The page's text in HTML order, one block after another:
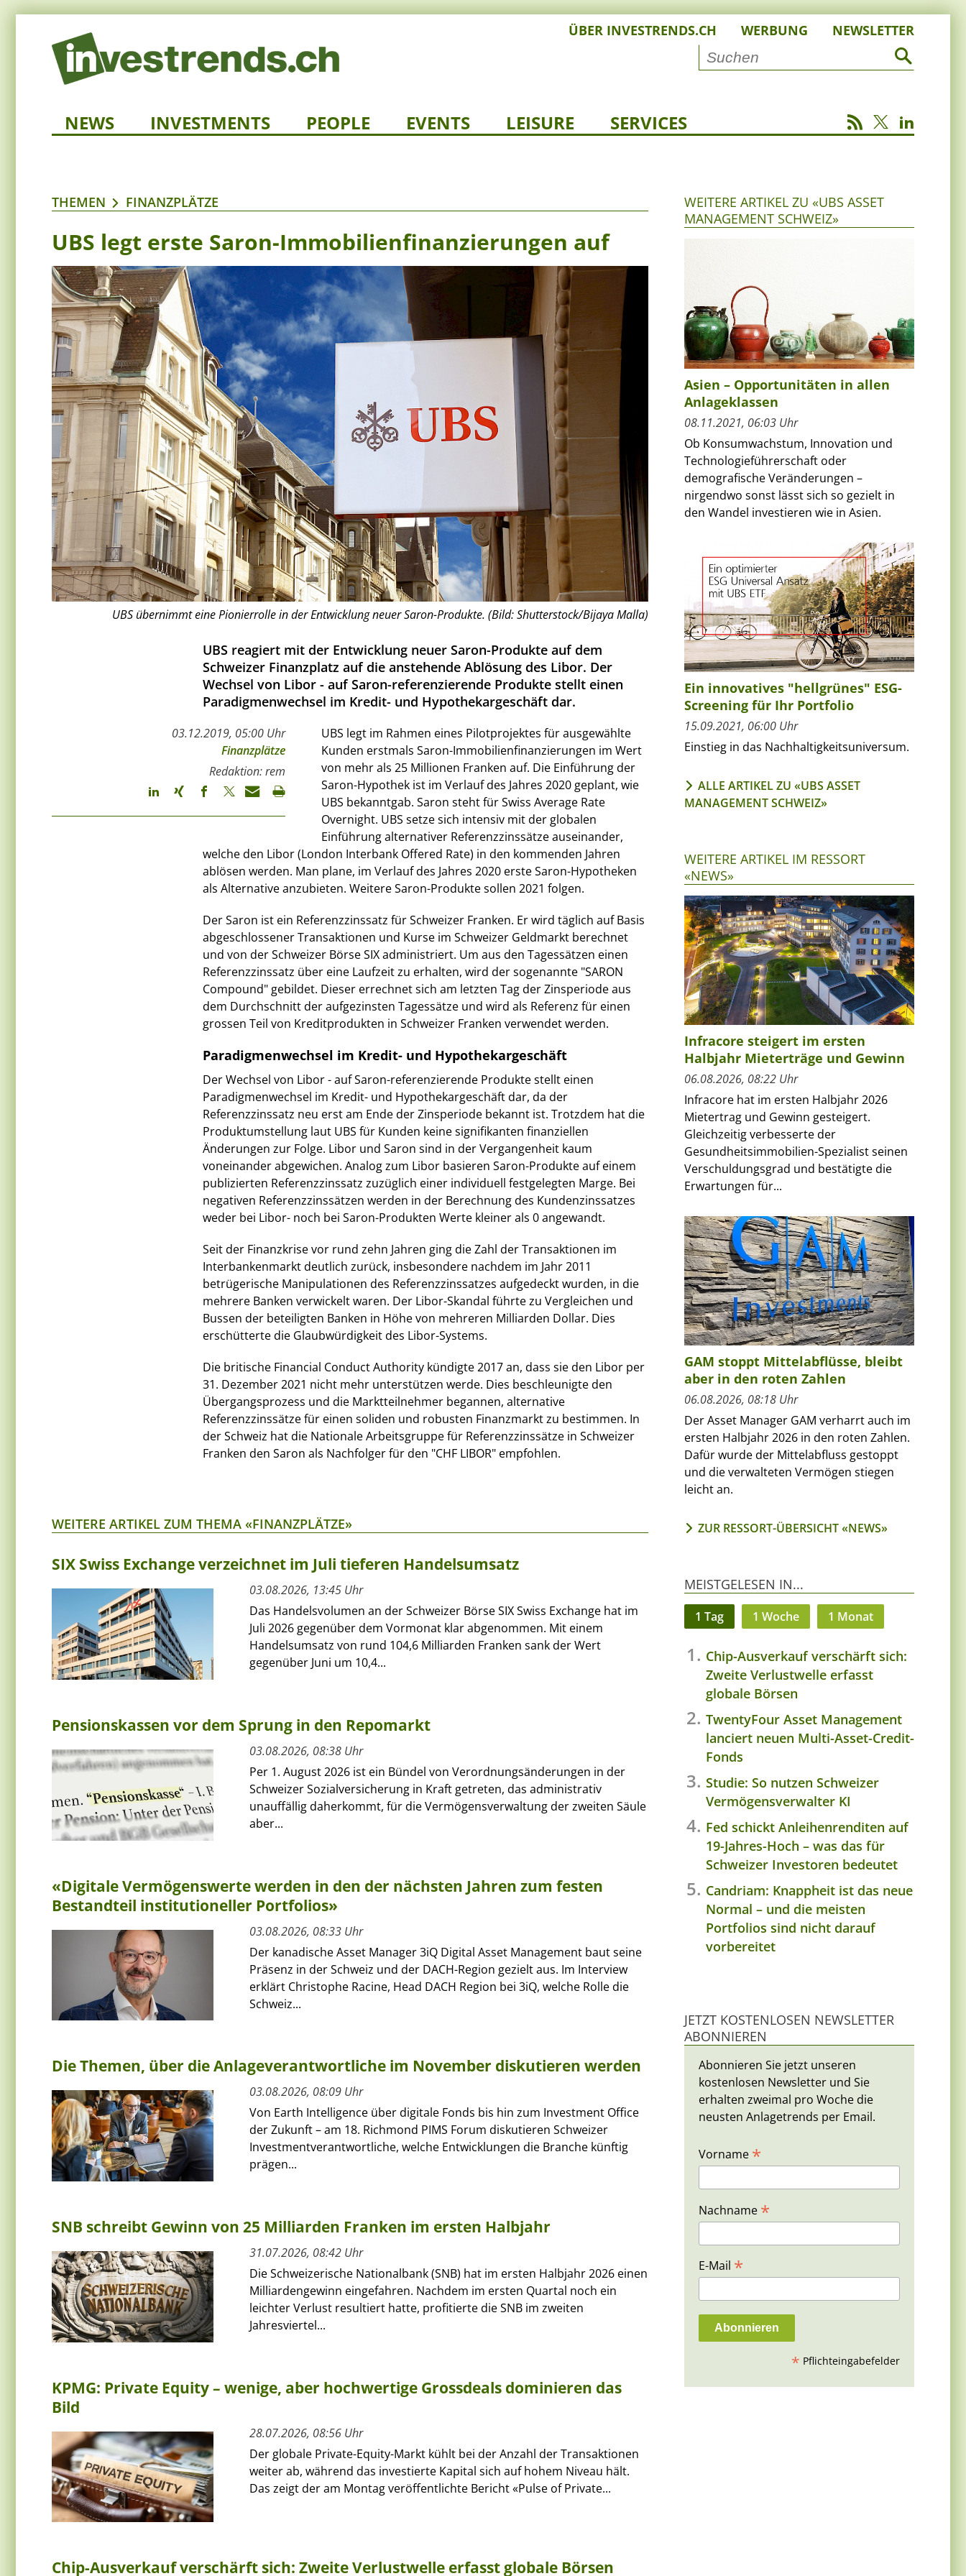
ÜBER INVESTRENDS.CH WERBUNG NEWSLETTER
NEWS INVESTMENTS PEOPLE EVENTS LEISURE SERVICES
THEMEN FINANZPLÄTZE
UBS legt erste Saron-Immobilienfinanzierungen auf
UBS übernimmt eine Pionierrolle in der Entwicklung neuer Saron-Produkte. (Bild: Shutterstock/Bijaya Malla)
UBS reagiert mit der Entwicklung neuer Saron-Produkte auf dem
Schweizer Finanzplatz auf die anstehende Ablösung des Libor. Der
Wechsel von Libor - auf Saron-referenzierende Produkte stellt einen
Paradigmenwechsel im Kredit- und Hypothekargeschäft dar.
03.12.2019, 05:00 Uhr
Finanzplätze
Redaktion: rem
UBS legt im Rahmen eines Pilotprojektes für ausgewählte
Kunden erstmals Saron-Immobilienfinanzierungen im Wert
von mehr als 25 Millionen Franken auf. Die Einführung der
Saron-Hypothek ist im Verlauf des Jahres 2020 geplant, wie
UBS bekanntgab. Saron steht für Swiss Average Rate
Overnight. UBS setze sich intensiv mit der globalen
Einführung alternativer Referenzzinssätze auseinander,
welche den Libor (London Interbank Offered Rate) in den kommenden Jahren
ablösen werden. Man plane, im Verlauf des Jahres 2020 erste Saron-Hypotheken
als Alternative anzubieten. Weitere Saron-Produkte sollen 2021 folgen.
Der Saron ist ein Referenzzinssatz für Schweizer Franken. Er wird täglich auf Basis
abgeschlossener Transaktionen und Kurse im Schweizer Geldmarkt berechnet
und von der Schweizer Börse SIX administriert. Um aus den Tagessätzen einen
Referenzzinssatz über eine Laufzeit zu erhalten, wird der sogenannte "SARON
Compound" gebildet. Dieser errechnet sich am letzten Tag der Zinsperiode aus
dem Durchschnitt der aufgezinsten Tagessätze und wird als Referenz für einen
grossen Teil von Kreditprodukten in Schweizer Franken verwendet werden.
Paradigmenwechsel im Kredit- und Hypothekargeschäft
Der Wechsel von Libor - auf Saron-referenzierende Produkte stellt einen
Paradigmenwechsel im Kredit- und Hypothekargeschäft dar, da der
Referenzzinssatz neu erst am Ende der Zinsperiode bekannt ist. Trotzdem hat die
Produktumstellung laut UBS für Kunden keine signifikanten finanziellen
Änderungen zur Folge. Libor und Saron sind in der Vergangenheit kaum
voneinander abgewichen. Analog zum Libor basieren Saron-Produkte auf einem
publizierten Referenzzinssatz zuzüglich einer individuell festgelegten Marge. Bei
negativen Referenzzinssätzen werden in der Berechnung des Kundenzinssatzes
weder bei Libor- noch bei Saron-Produkten Werte kleiner als 0 angewandt.
Seit der Finanzkrise vor rund zehn Jahren ging die Zahl der Transaktionen im
Interbankenmarkt deutlich zurück, insbesondere nachdem im Jahr 2011
betrügerische Manipulationen des Referenzzinssatzes aufgedeckt wurden, in die
mehrere Banken verwickelt waren. Der Libor-Skandal führte zu Vergleichen und
Bussen der beteiligten Banken in Höhe von mehreren Milliarden Dollar. Dies
erschütterte die Glaubwürdigkeit des Libor-Systems.
Die britische Financial Conduct Authority kündigte 2017 an, dass sie den Libor per
31. Dezember 2021 nicht mehr unterstützen werde. Dies beschleunigte den
Übergangsprozess und die Marktteilnehmer begannen, alternative
Referenzzinssätze für einen soliden und robusten Finanzmarkt zu bestimmen. In
der Schweiz hat die Nationale Arbeitsgruppe für Referenzzinssätze in Schweizer
Franken den Saron als Nachfolger für den "CHF LIBOR" empfohlen.
WEITERE ARTIKEL ZUM THEMA «FINANZPLÄTZE»
SIX Swiss Exchange verzeichnet im Juli tieferen Handelsumsatz
03.08.2026, 13:45 Uhr
Das Handelsvolumen an der Schweizer Börse SIX Swiss Exchange hat im
Juli 2026 gegenüber dem Vormonat klar abgenommen. Mit einem
Handelsumsatz von rund 104,6 Milliarden Franken sank der Wert
gegenüber Juni um 10,4...
Pensionskassen vor dem Sprung in den Repomarkt
03.08.2026, 08:38 Uhr
Per 1. August 2026 ist ein Bündel von Verordnungsänderungen in der
Schweizer Sozialversicherung in Kraft getreten, das administrativ
unauffällig daherkommt, für die Vermögensverwaltung der zweiten Säule
aber...
«Digitale Vermögenswerte werden in den der nächsten Jahren zum festen
Bestandteil institutioneller Portfolios»
03.08.2026, 08:33 Uhr
Der kanadische Asset Manager 3iQ Digital Asset Management baut seine
Präsenz in der Schweiz und der DACH-Region gezielt aus. Im Interview
erklärt Christophe Racine, Head DACH Region bei 3iQ, welche Rolle die
Schweiz...
Die Themen, über die Anlageverantwortliche im November diskutieren werden
03.08.2026, 08:09 Uhr
Von Earth Intelligence über digitale Fonds bis hin zum Investment Office
der Zukunft – am 18. Richmond PIMS Forum diskutieren Schweizer
Investmentverantwortliche, welche Entwicklungen die Branche künftig
prägen...
SNB schreibt Gewinn von 25 Milliarden Franken im ersten Halbjahr
31.07.2026, 08:42 Uhr
Die Schweizerische Nationalbank (SNB) hat im ersten Halbjahr 2026 einen
Milliardengewinn eingefahren. Nachdem im ersten Quartal noch ein
leichter Verlust resultiert hatte, profitierte die SNB im zweiten
Jahresviertel...
KPMG: Private Equity – wenige, aber hochwertige Grossdeals dominieren das
Bild
28.07.2026, 08:56 Uhr
Der globale Private-Equity-Markt kühlt bei der Anzahl der Transaktionen
weiter ab, während das investierte Kapital sich auf hohem Niveau hält.
Das zeigt der am Montag veröffentlichte Bericht «Pulse of Private...
Chip-Ausverkauf verschärft sich: Zweite Verlustwelle erfasst globale Börsen
WEITERE ARTIKEL ZU «UBS ASSET
MANAGEMENT SCHWEIZ»
Asien – Opportunitäten in allen
Anlageklassen
08.11.2021, 06:03 Uhr
Ob Konsumwachstum, Innovation und
Technologieführerschaft oder
demografische Veränderungen –
nirgendwo sonst lässt sich so gezielt in
den Wandel investieren wie in Asien.
Ein innovatives "hellgrünes" ESG-
Screening für Ihr Portfolio
15.09.2021, 06:00 Uhr
Einstieg in das Nachhaltigkeitsuniversum.
ALLE ARTIKEL ZU «UBS ASSET
MANAGEMENT SCHWEIZ»
WEITERE ARTIKEL IM RESSORT
«NEWS»
Infracore steigert im ersten
Halbjahr Mieterträge und Gewinn
06.08.2026, 08:22 Uhr
Infracore hat im ersten Halbjahr 2026
Mietertrag und Gewinn gesteigert.
Gleichzeitig verbesserte der
Gesundheitsimmobilien-Spezialist seinen
Verschuldungsgrad und bestätigte die
Erwartungen für...
GAM stoppt Mittelabflüsse, bleibt
aber in den roten Zahlen
06.08.2026, 08:18 Uhr
Der Asset Manager GAM verharrt auch im
ersten Halbjahr 2026 in den roten Zahlen.
Dafür wurde der Mittelabfluss gestoppt
und die verwalteten Vermögen stiegen
leicht an.
ZUR RESSORT-ÜBERSICHT «NEWS»
MEISTGELESEN IN...
1 Tag 1 Woche 1 Monat
Chip-Ausverkauf verschärft sich:
Zweite Verlustwelle erfasst
globale Börsen
TwentyFour Asset Management
lanciert neuen Multi-Asset-Credit-
Fonds
Studie: So nutzen Schweizer
Vermögensverwalter KI
Fed schickt Anleihenrenditen auf
19-Jahres-Hoch – was das für
Schweizer Investoren bedeutet
Candriam: Knappheit ist das neue
Normal – und die meisten
Portfolios sind nicht darauf
vorbereitet
JETZT KOSTENLOSEN NEWSLETTER
ABONNIEREN
Abonnieren Sie jetzt unseren
kostenlosen Newsletter und Sie
erhalten zweimal pro Woche die
neusten Anlagetrends per Email.
Vorname *
Nachname *
E-Mail *
* Pflichteingabefelder